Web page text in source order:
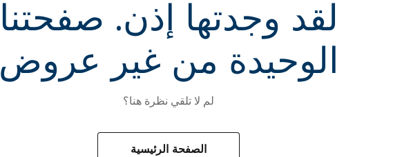
لقد وجدتها إذن. صفحتنا
الوحيدة من غير عروض
لم لا تلقي نظرة هنا؟
الصفحة الرئيسية